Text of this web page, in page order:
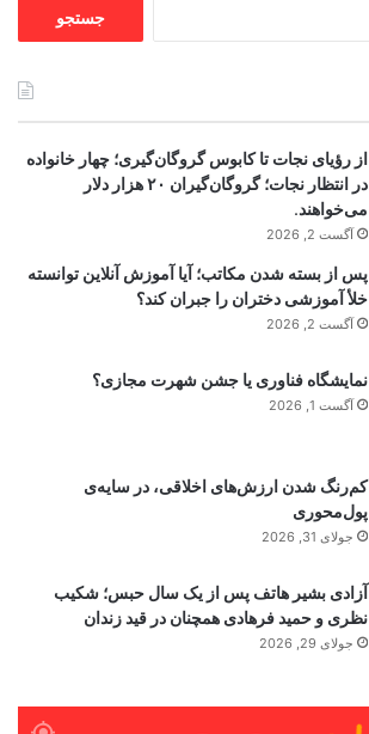
از رؤیای نجات تا کابوس گروگان‌گیری؛ چهار خانواده
در انتظار نجات؛ گروگان‌گیران ۲۰ هزار دلار
می‌خواهند.
آگست 2, 2026
پس از بسته شدن مکاتب؛ آیا آموزش آنلاین توانسته
خلأ آموزشی دختران را جبران کند؟
آگست 2, 2026
نمایشگاه فناوری یا جشن شهرت مجازی؟
آگست 1, 2026
کم‌رنگ شدن ارزش‌های اخلاقی، در سایه‌ی
پول‌محوری
جولای 31, 2026
آزادی بشیر هاتف پس از یک سال حبس؛ شکیب
نظری و حمید فرهادی همچنان در قید زندان
جولای 29, 2026